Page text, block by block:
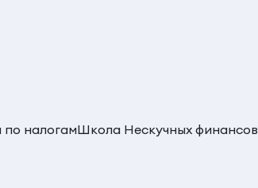
налогамШкола Нескучных финансов